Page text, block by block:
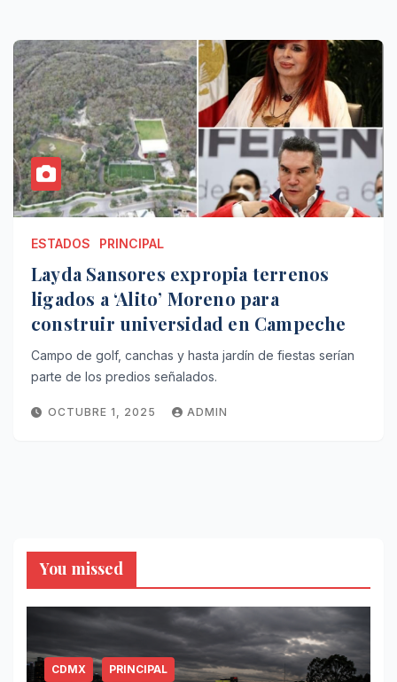
ESTADOS PRINCIPAL
Layda Sansores expropia terrenos
ligados a ‘Alito’ Moreno para
construir universidad en Campeche
Campo de golf, canchas y hasta jardín de fiestas serían
parte de los predios señalados.
OCTUBRE 1, 2025 ADMIN
You missed
CDMX PRINCIPAL